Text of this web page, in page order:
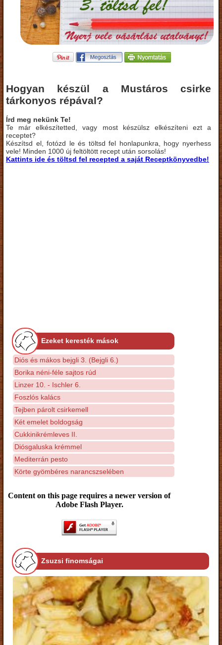
Hogyan készül a Mustáros csirke
tárkonyos répával?
Írd meg nekünk Te!
Te már elkészítetted, vagy most készülsz elkészíteni ezt a
receptet?
Készítsd el, fotózd le és töltsd fel honlapunkra, hogy nyerhess
vele! Minden 1000 új feltöltött recept után sorsolás!
Kattints ide és töltsd fel recepted a saját Receptkönyvedbe!
Ezeket keresték mások
Diós és mákos bejgli 3. (Bejgli 6.)
Borika néni-féle sajtos rúd
Linzer 10. - Ischler 6.
Foszlós kalács
Tejben párolt csirkemell
Két emelet boldogság
Cukkinikrémleves II.
Diósgaluska krémmel
Mediterrán pesto
Körte gyömbéres narancszselében
Content on this page requires a newer version of
Adobe Flash Player.
Zsuzsi finomságai